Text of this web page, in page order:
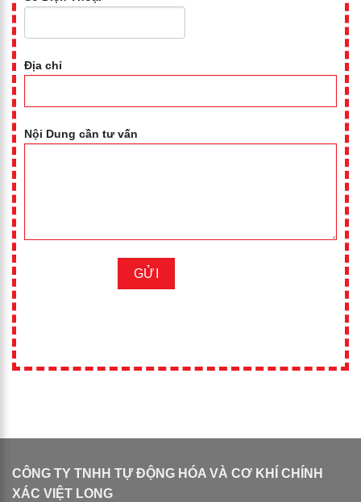
Địa chỉ
Nội Dung cần tư vấn
CÔNG TY TNHH TỰ ĐỘNG HÓA VÀ CƠ KHÍ CHÍNH
XÁC VIỆT LONG